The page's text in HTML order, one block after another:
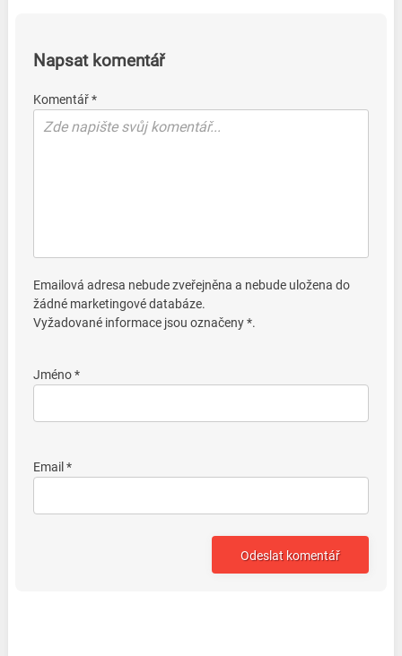
Napsat komentář
Komentář *
Emailová adresa nebude zveřejněna a nebude uložena do
žádné marketingové databáze.
Vyžadované informace jsou označeny *.
Jméno *
Email *